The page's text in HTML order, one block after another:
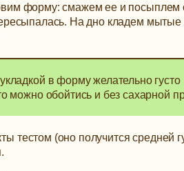
форму: смажем ее и посыплем
На дно кладем мытые
в форму желательно
можно обойтись и без сахарной
тестом (оно получится средней